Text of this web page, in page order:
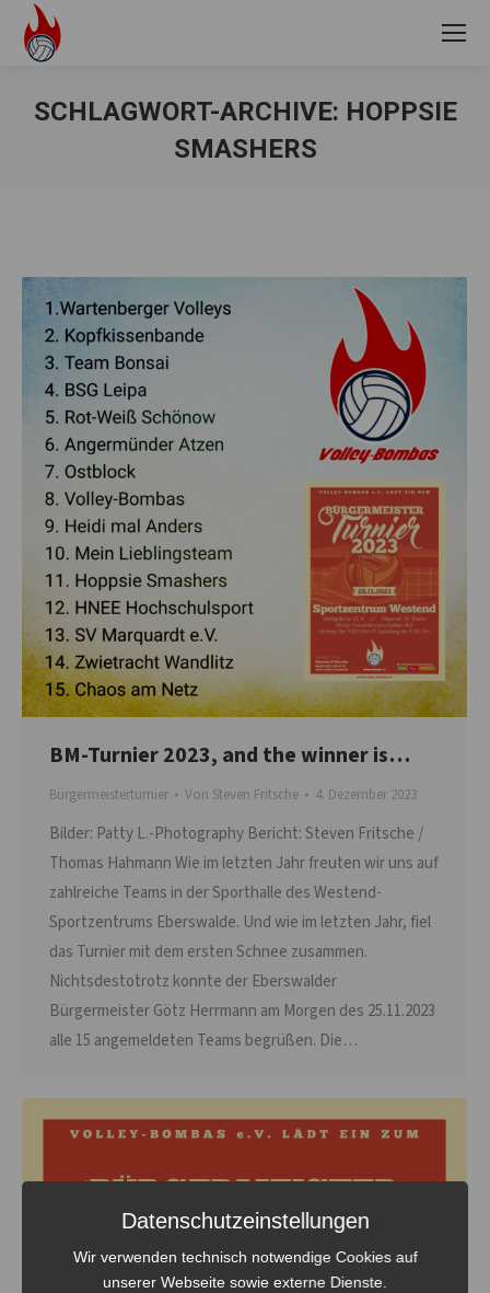
SCHLAGWORT-ARCHIVE: HOPPSIE
SMASHERS
BM-Turnier 2023, and the winner is…
Bürgermeisterturnier Von Steven Fritsche 4. Dezember 2023
Bilder: Patty L.-Photography Bericht: Steven Fritsche /
Thomas Hahmann Wie im letzten Jahr freuten wir uns auf
zahlreiche Teams in der Sporthalle des Westend-
Sportzentrums Eberswalde. Und wie im letzten Jahr, fiel
das Turnier mit dem ersten Schnee zusammen.
Nichtsdestotrotz konnte der Eberswalder
Bürgermeister Götz Herrmann am Morgen des 25.11.2023
alle 15 angemeldeten Teams begrüßen. Die…
Datenschutzeinstellungen
Wir verwenden technisch notwendige Cookies auf
unserer Webseite sowie externe Dienste.